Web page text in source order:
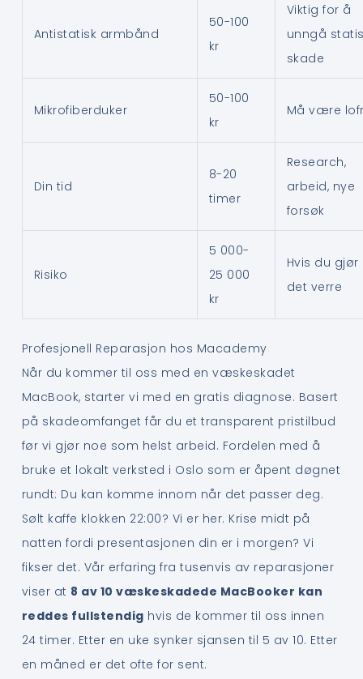
Antistatisk armbånd
50-100
kr
Viktig for å
unngå
skade
Mikrofiberduker
50-100
kr
Må være
Din tid
8-20
timer
Research,
arbeid, nye
forsøk
Risiko
5 000-
25 000
kr
Hvis du gjør
det verre
Profesjonell Reparasjon hos Macademy
Når du kommer til oss med en væskeskadet
MacBook, starter vi med en gratis diagnose. Basert
på skadeomfanget får du et transparent pristilbud
før vi gjør noe som helst arbeid. Fordelen med å
bruke et lokalt verksted i Oslo som er åpent døgnet
rundt: Du kan komme innom når det passer deg.
Sølt kaffe klokken 22:00? Vi er her. Krise midt på
natten fordi presentasjonen din er i morgen? Vi
fikser det. Vår erfaring fra tusenvis av reparasjoner
viser at 8 av 10 væskeskadede MacBooker kan
reddes fullstendig hvis de kommer til oss innen
24 timer. Etter en uke synker sjansen til 5 av 10. Etter
en måned er det ofte for sent.